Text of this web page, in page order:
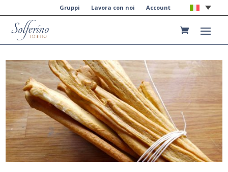
Gruppi Lavora con noi Account